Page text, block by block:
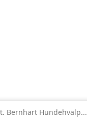
Bernhart Hundehvalp...